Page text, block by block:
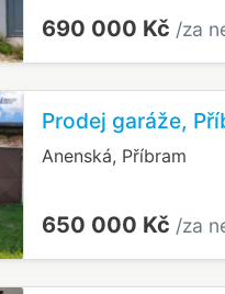
690 000 Kč /za
Prodej garáže,
Anenská, Příbram
650 000 Kč /za